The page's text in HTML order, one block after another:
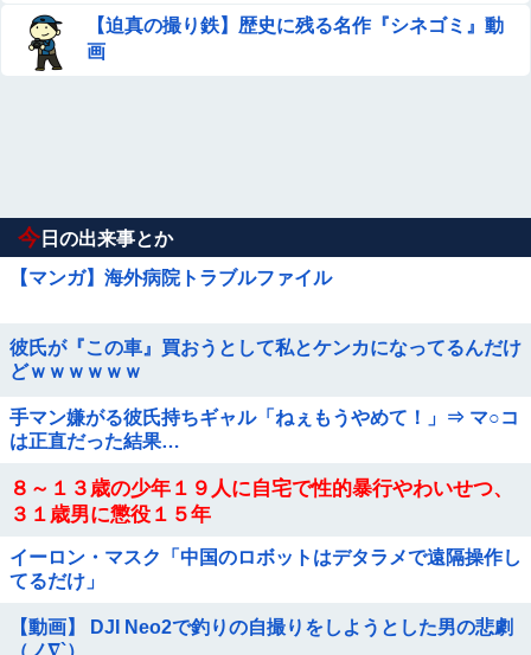
【迫真の撮り鉄】歴史に残る名作『シネゴミ』動
画
今 日の出来事とか
【マンガ】海外病院トラブルファイル
彼氏が『この車』買おうとして私とケンカになってるんだけ
どｗｗｗｗｗｗ
手マン嫌がる彼氏持ちギャル「ねぇもうやめて！」⇒ マ○コ
は正直だった結果…
８～１３歳の少年１９人に自宅で性的暴行やわいせつ、
３１歳男に懲役１５年
イーロン・マスク「中国のロボットはデタラメで遠隔操作し
てるだけ」
【動画】 DJI Neo2で釣りの自撮りをしようとした男の悲劇
（ノ∇`）